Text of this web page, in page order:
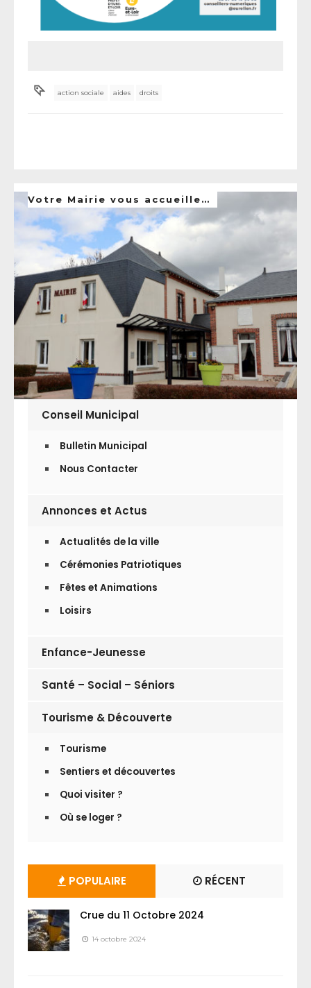
action sociale aides droits
Votre Mairie vous accueille…
Conseil Municipal
Bulletin Municipal
Nous Contacter
Annonces et Actus
Actualités de la ville
Cérémonies Patriotiques
Fêtes et Animations
Loisirs
Enfance-Jeunesse
Santé – Social – Séniors
Tourisme & Découverte
Tourisme
Sentiers et découvertes
Quoi visiter ?
Où se loger ?
POPULAIRE RÉCENT
Crue du 11 Octobre 2024
14 octobre 2024